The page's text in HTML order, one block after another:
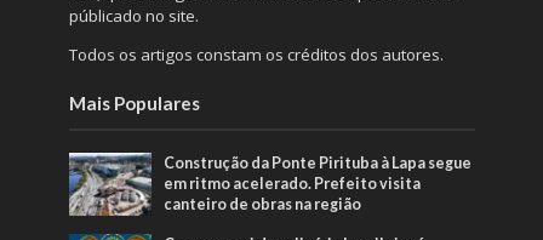
públicado no site.
Todos os artigos constam os créditos dos autores.
Mais Populares
Construção da Ponte Pirituba à Lapa segue
em ritmo acelerado. Prefeito visita
canteiro de obras na região